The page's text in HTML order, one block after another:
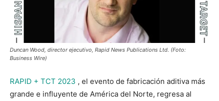
Duncan Wood, director ejecutivo, Rapid News Publications Ltd. (Foto:
Business Wire)
RAPID + TCT 2023 , el evento de fabricación aditiva más
grande e influyente de América del Norte, regresa al